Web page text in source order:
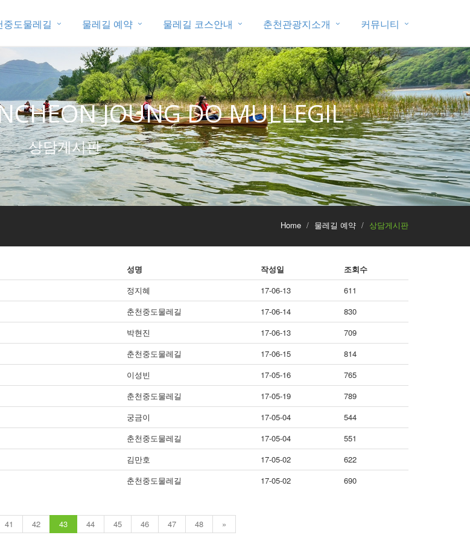
중도물레길 물레길 예약 물레길 코스안내 춘천관광지소개 커뮤니티
JOUNG DO MULLEGIL
상담게시판
Home 물레길 예약 상담게시판
성명 작성일
조회수
정지혜 17-06-13
611
춘천중도물레길 17-06-14
830
박현진 17-06-13
709
춘천중도물레길 17-06-15
814
이성빈 17-05-16
765
춘천중도물레길 17-05-19
789
궁금이 17-05-04
544
춘천중도물레길 17-05-04
551
김만호 17-05-02
622
춘천중도물레길 17-05-02 690
41 42 43 44 45 46 47 48 »